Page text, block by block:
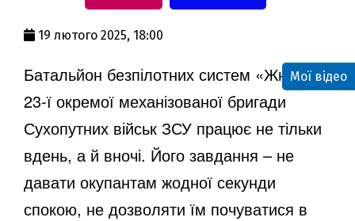
a
y
V
i
19 лютого 2025, 18:00
Батальйон безпілотних систем «Жнець»
23-ї окремої механізованої бригади
Сухопутних військ ЗСУ працює не тільки
вдень, а й вночі. Його завдання – не
давати окупантам жодної секунди
спокою, не дозволяти їм почуватися в
Мої відео